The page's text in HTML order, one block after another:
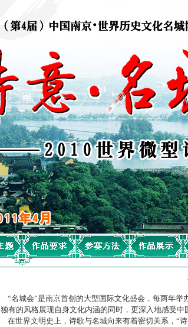
“名城会”是南京首创的大型国际文化盛会，每两年
独有的风格展现自身文化内涵的同时，更深入地感受
在世界文明史上，诗歌与名城向来有着密切关系，“